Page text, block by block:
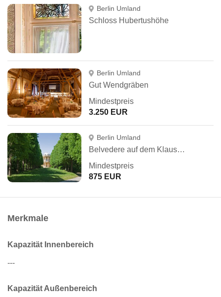
Berlin Umland
Schloss Hubertushöhe
Berlin Umland
Gut Wendgräben
Mindestpreis
3.250 EUR
Berlin Umland
Belvedere auf dem Klausberg
Mindestpreis
875 EUR
Merkmale
Kapazität Innenbereich
---
Kapazität Außenbereich